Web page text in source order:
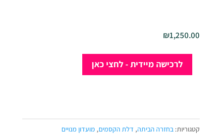
₪1,250.00
כמות
של
לרכישה מיידית - לחצי כאן
קטגוריות: בחזרה הביתה, דלת הקסמים, מועדון מנויים